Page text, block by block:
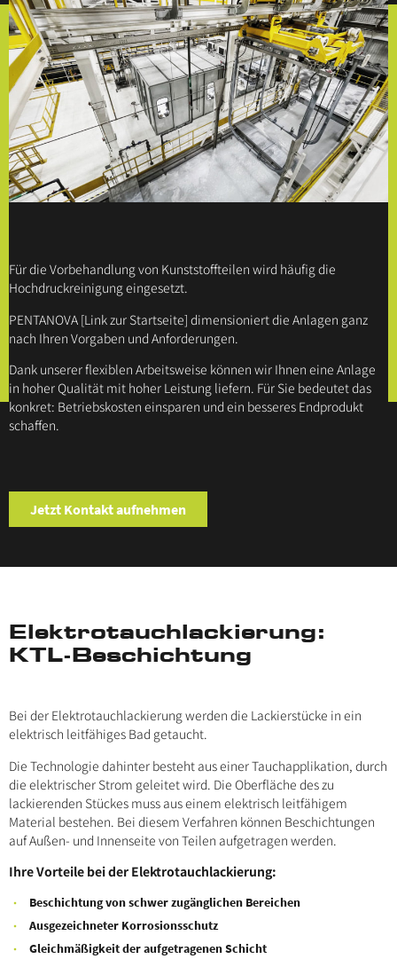
Für die Vorbehandlung von Kunststoffteilen wird häufig die
Hochdruckreinigung eingesetzt.
PENTANOVA [Link zur Startseite] dimensioniert die Anlagen ganz
nach Ihren Vorgaben und Anforderungen.
Dank unserer flexiblen Arbeitsweise können wir Ihnen eine Anlage
in hoher Qualität mit hoher Leistung liefern. Für Sie bedeutet das
konkret: Betriebskosten einsparen und ein besseres Endprodukt
schaffen.
Jetzt Kontakt aufnehmen
Elektrotauchlackierung:
KTL-Beschichtung
Bei der Elektrotauchlackierung werden die Lackierstücke in ein
elektrisch leitfähiges Bad getaucht.
Die Technologie dahinter besteht aus einer Tauchapplikation, durch
die elektrischer Strom geleitet wird. Die Oberfläche des zu
lackierenden Stückes muss aus einem elektrisch leitfähigem
Material bestehen. Bei diesem Verfahren können Beschichtungen
auf Außen- und Innenseite von Teilen aufgetragen werden.
Ihre Vorteile bei der Elektrotauchlackierung:
Beschichtung von schwer zugänglichen Bereichen
Ausgezeichneter Korrosionsschutz
Gleichmäßigkeit der aufgetragenen Schicht